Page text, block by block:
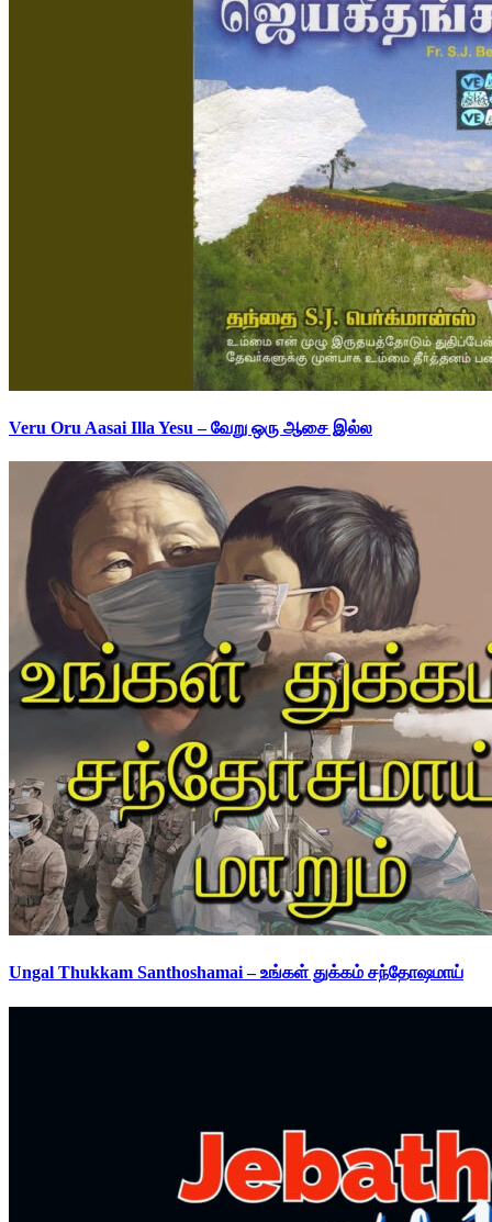
Veru Oru Aasai Illa Yesu – வேறு ஒரு ஆசை இல்ல
Ungal Thukkam Santhoshamai – உங்கள் துக்கம் சந்தோஷமாய்